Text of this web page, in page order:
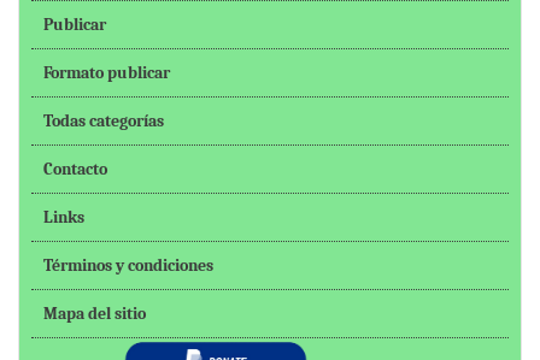
Publicar
Formato publicar
Todas categorías
Contacto
Links
Términos y condiciones
Mapa del sitio